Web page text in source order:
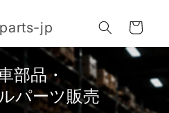
jp
ー
ト
部品・
パーツ販売